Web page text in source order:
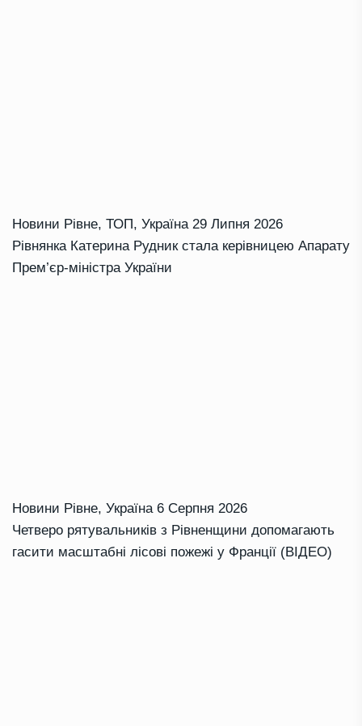
Новини Рівне, ТОП, Україна 29 Липня 2026
Рівнянка Катерина Рудник стала керівницею Апарату
Прем’єр-міністра України
Новини Рівне, Україна 6 Серпня 2026
Четверо рятувальників з Рівненщини допомагають
гасити масштабні лісові пожежі у Франції (ВІДЕО)